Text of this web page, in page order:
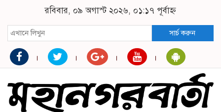
রবিবার, ০৯ অগাস্ট ২০২৬, ০১:১৭ পূর্বাহ্ন
সার্চ করুন